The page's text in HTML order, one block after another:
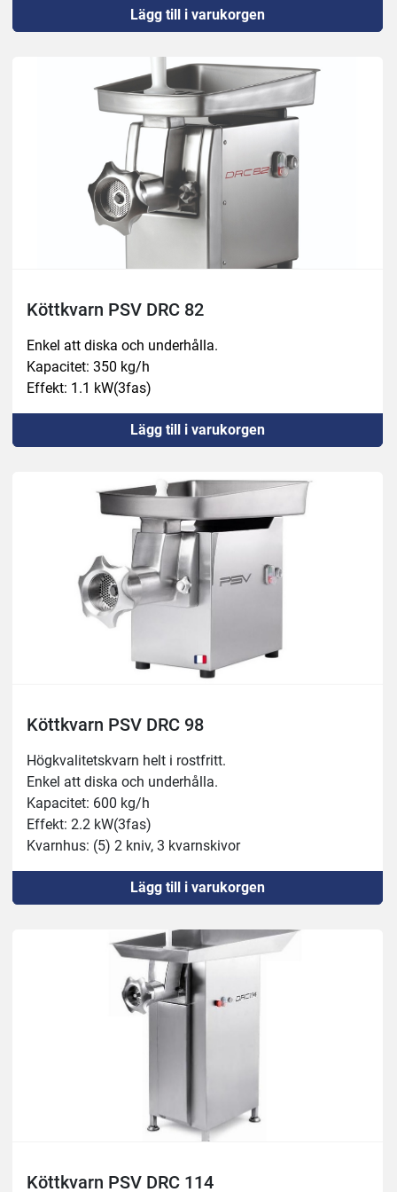
Lägg till i varukorgen
Köttkvarn PSV DRC 82
Enkel att diska och underhålla.
Kapacitet: 350 kg/h
Effekt: 1.1 kW(3fas)
Lägg till i varukorgen
Köttkvarn PSV DRC 98
Högkvalitetskvarn helt i rostfritt.
Enkel att diska och underhålla.
Kapacitet: 600 kg/h
Effekt: 2.2 kW(3fas)
Kvarnhus: (5) 2 kniv, 3 kvarnskivor
Lägg till i varukorgen
Köttkvarn PSV DRC 114